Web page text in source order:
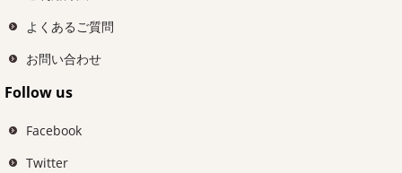
よくあるご質問
お問い合わせ
Follow us
Facebook
Twitter